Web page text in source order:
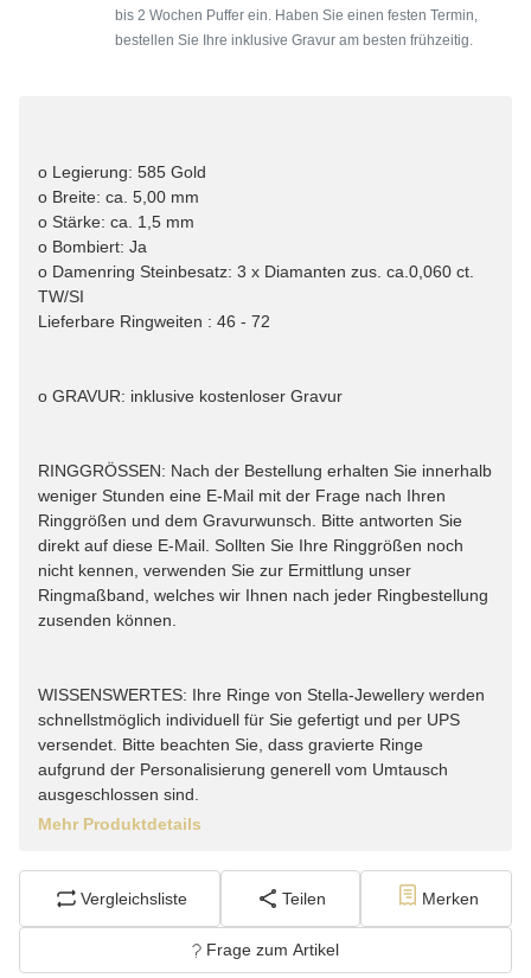
bis 2 Wochen Puffer ein. Haben Sie einen festen Termin,
bestellen Sie Ihre inklusive Gravur am besten frühzeitig.
o Legierung: 585 Gold
o Breite: ca. 5,00 mm
o Stärke: ca. 1,5 mm
o Bombiert: Ja
o Damenring Steinbesatz: 3 x Diamanten zus. ca.0,060 ct.
TW/SI
Lieferbare Ringweiten : 46 - 72
o GRAVUR: inklusive kostenloser Gravur
RINGGRÖSSEN: Nach der Bestellung erhalten Sie innerhalb
weniger Stunden eine E-Mail mit der Frage nach Ihren
Ringgrößen und dem Gravurwunsch. Bitte antworten Sie
direkt auf diese E-Mail. Sollten Sie Ihre Ringgrößen noch
nicht kennen, verwenden Sie zur Ermittlung unser
Ringmaßband, welches wir Ihnen nach jeder Ringbestellung
zusenden können.
WISSENSWERTES: Ihre Ringe von Stella-Jewellery werden
schnellstmöglich individuell für Sie gefertigt und per UPS
versendet. Bitte beachten Sie, dass gravierte Ringe
aufgrund der Personalisierung generell vom Umtausch
ausgeschlossen sind.
Mehr Produktdetails
Vergleichsliste Teilen Merken
Frage zum Artikel